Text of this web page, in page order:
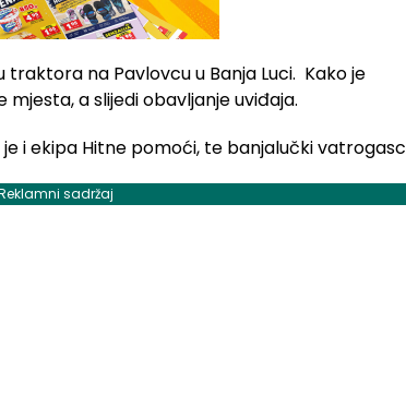
na Pavlovcu u Banja Luci. Kako je
a slijedi obavljanje uviđaja.
i ekipa Hitne pomoći, te banjalučki
sadržaj